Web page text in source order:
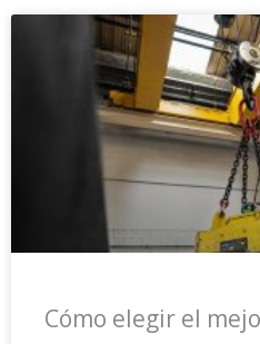
Cómo elegir el